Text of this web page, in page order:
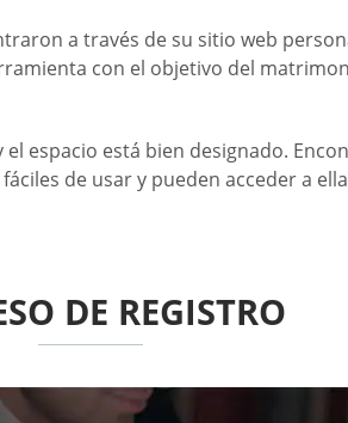
a través de su sitio web
con el objetivo del
espacio está bien designado.
de usar y pueden acceder a
DE REGISTRO